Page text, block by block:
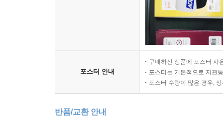
포스터 안내
구매하신 상품에 포스터 사
포스터는 기본적으로 지관
포스터 수량이 많은 경우,
반품/교환 안내